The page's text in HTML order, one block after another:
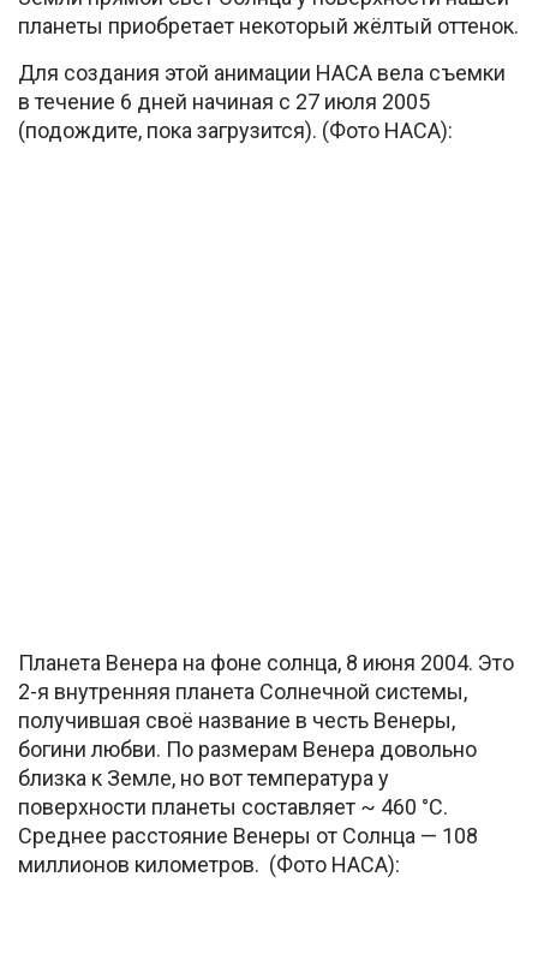
планеты приобретает некоторый жёлтый оттенок.
Для создания этой анимации НАСА вела съемки
в течение 6 дней начиная с 27 июля 2005
(подождите, пока загрузится). (Фото НАСА):
Планета Венера на фоне солнца, 8 июня 2004. Это
2-я внутренняя планета Солнечной системы,
получившая своё название в честь Венеры,
богини любви. По размерам Венера довольно
близка к Земле, но вот температура у
поверхности планеты составляет ~ 460 °C.
Среднее расстояние Венеры от Солнца — 108
миллионов километров. (Фото НАСА):